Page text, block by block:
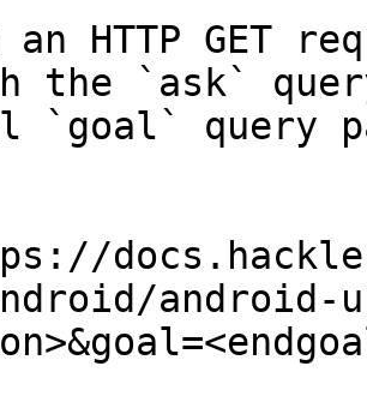
an HTTP GET
the `ask`
`goal` query
android-